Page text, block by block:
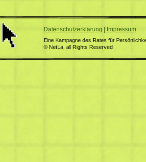
Datenschutzerklärung Impressum
Eine Kampagne des Rates für
© NetLa, all Rights Reserved